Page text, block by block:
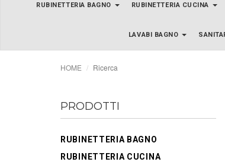
RUBINETTERIA BAGNO RUBINETTERIA CUCINA
LAVABI BAGNO
HOME Ricerca
PRODOTTI
RUBINETTERIA BAGNO
RUBINETTERIA CUCINA